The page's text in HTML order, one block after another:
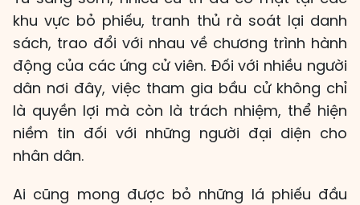
khu vực bỏ phiếu, tranh thủ rà soát lại danh
sách, trao đổi với nhau về chương trình hành
động của các ứng cử viên. Đối với nhiều người
dân nơi đây, việc tham gia bầu cử không chỉ
là quyền lợi mà còn là trách nhiệm, thể hiện
niềm tin đối với những người đại diện cho
nhân dân.
Ai cũng mong được bỏ những lá phiếu đầu